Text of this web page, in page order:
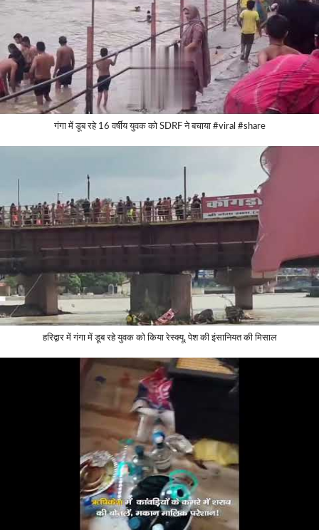
गंगा में डूब रहे 16 वर्षीय युवक को SDRF ने बचाया #viral #share
हरिद्वार में गंगा में डूब रहे युवक को किया रेस्क्यू, पेश की इंसानियत की मिसाल